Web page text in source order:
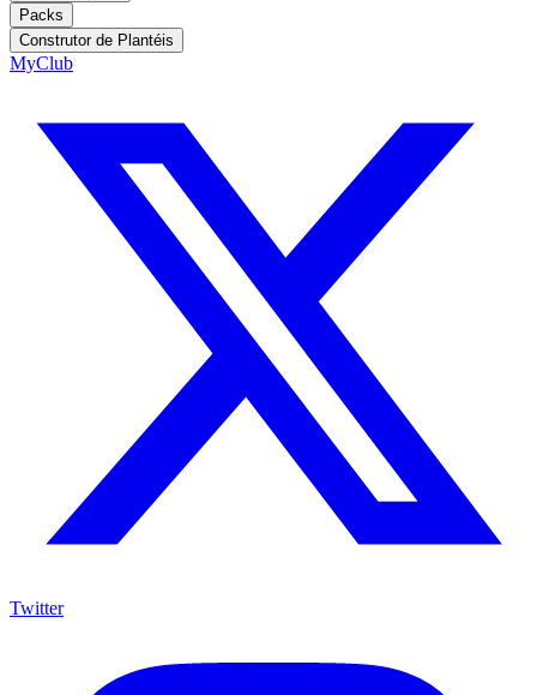
Packs
Construtor de Plantéis
MyClub
Twitter